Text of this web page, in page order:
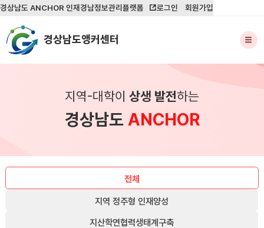
경상남도 ANCHOR 인재경남정보관리플랫폼 로그인 회원가입
경상남도앵커센터
지역-대학이 상생 발전하는
경상남도 ANCHOR
전체
지역 정주형 인재양성
지산학연협력생태계구축